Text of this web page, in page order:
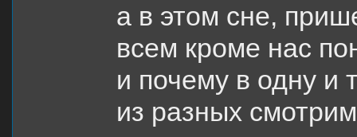
а в этом сне,
всем кроме нас
и почему в одну и
из разных